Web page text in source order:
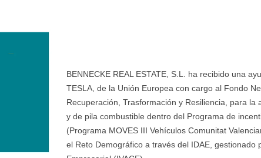
BENNECKE REAL ESTATE, S.L. ha recibido una
TESLA, de la Unión Europea con cargo al Fondo
Recuperación, Trasformación y Resiliencia, para
y de pila combustible dentro del Programa de
(Programa MOVES III Vehículos Comunitat
el Reto Demográfico a través del IDAE, gestionado